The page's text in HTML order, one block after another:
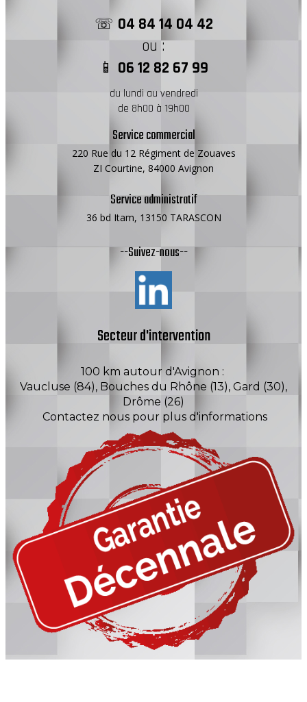
☏ 04 84 14 04 42
ou :
📱 06 12 82 67 99
du lundi au vendredi
de 8h00 à 19h00
Service commercial
220 Rue du 12 Régiment de Zouaves
ZI Courtine, 84000 Avignon
Service administratif
36 bd Itam, 13150 TARASCON
--Suivez-nous--
Secteur d'intervention
100 km autour d'Avignon :
Vaucluse (84), Bouches du Rhône (13), Gard (30),
Drôme (26)
Contactez nous pour plus d'informations